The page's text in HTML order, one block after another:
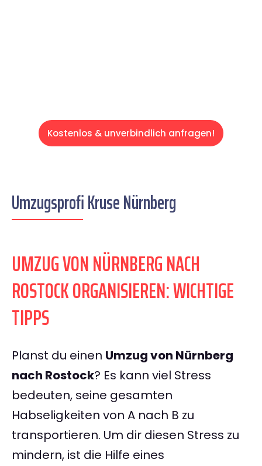
Kostenlos & unverbindlich anfragen!
Umzugsprofi Kruse Nürnberg
UMZUG VON NÜRNBERG NACH
ROSTOCK ORGANISIEREN: WICHTIGE
TIPPS
Planst du einen Umzug von Nürnberg
nach Rostock? Es kann viel Stress
bedeuten, seine gesamten
Habseligkeiten von A nach B zu
transportieren. Um dir diesen Stress zu
mindern, ist die Hilfe eines